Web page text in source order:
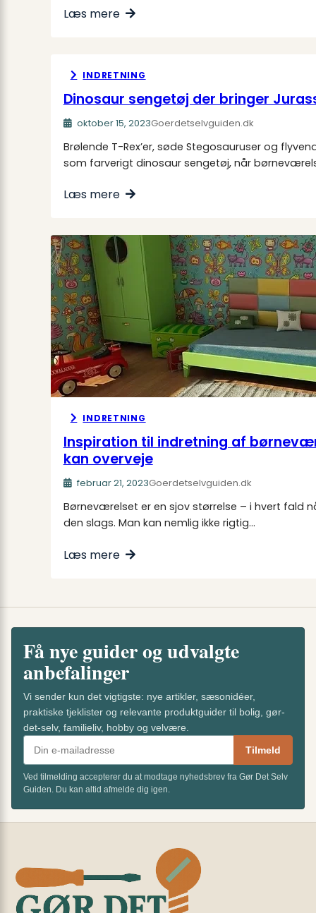
Læs mere
INDRETNING
Dinosaur sengetøj der bringer
oktober 15, 2023Goerdetselvguiden.dk
Brølende T-Rex’er, søde Stegosauruser og
som farverigt dinosaur sengetøj, når
Læs mere
INDRETNING
Inspiration til indretning af
kan overveje
februar 21, 2023Goerdetselvguiden.dk
Børneværelset er en sjov størrelse – i hvert fald
den slags. Man kan nemlig ikke rigtig…
Læs mere
Få nye guider og udvalgte
anbefalinger
Vi sender kun det vigtigste: nye artikler, sæsonidéer,
praktiske tjeklister og relevante produktguider til bolig, gør-
det-selv, familieliv, hobby og velvære.
Tilmeld
Ved tilmelding accepterer du at modtage nyhedsbrev fra Gør Det Selv
Guiden. Du kan altid afmelde dig igen.